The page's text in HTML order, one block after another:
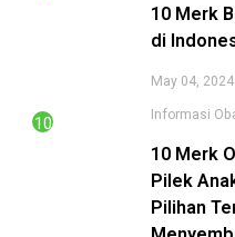
10 Merk
di
May 04, 2024
Informasi
10 Merk
Pilek
Pilihan